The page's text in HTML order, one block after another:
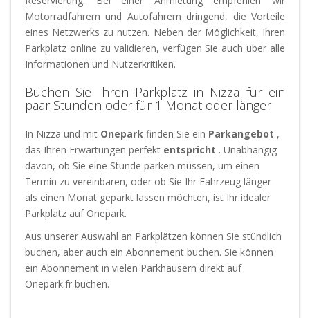
Motorradfahrern und Autofahrern dringend, die Vorteile
eines Netzwerks zu nutzen. Neben der Möglichkeit, Ihren
Parkplatz online zu validieren, verfügen Sie auch über alle
Informationen und Nutzerkritiken.
Buchen Sie Ihren Parkplatz in Nizza für ein
paar Stunden oder für 1 Monat oder länger
In Nizza und mit Onepark finden Sie ein Parkangebot ,
das Ihren Erwartungen perfekt entspricht . Unabhängig
davon, ob Sie eine Stunde parken müssen, um einen
Termin zu vereinbaren, oder ob Sie Ihr Fahrzeug länger
als einen Monat geparkt lassen möchten, ist Ihr idealer
Parkplatz auf Onepark.
Aus unserer Auswahl an Parkplätzen können Sie stündlich
buchen, aber auch ein Abonnement buchen. Sie können
ein Abonnement in vielen Parkhäusern direkt auf
Onepark.fr buchen.